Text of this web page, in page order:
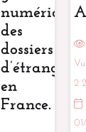
numérique
des
dossiers
d’étrangers
en
France.
2